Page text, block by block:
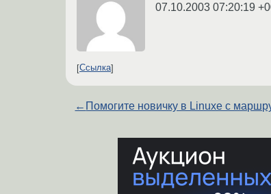
07.10.2003 07:20:19
Ссылка
← Помогите новичку в Linuxe с